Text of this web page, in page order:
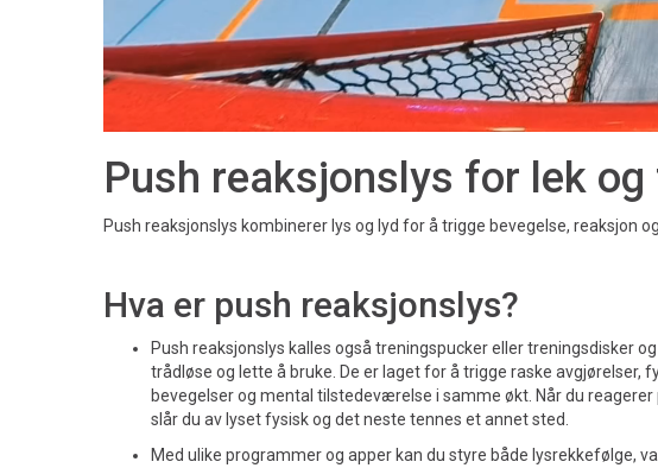
Push reaksjonslys for lek og
Push reaksjonslys kombinerer lys og lyd for å trigge bevegelse, reaksjon
Hva er push reaksjonslys?
Push reaksjonslys kalles også treningspucker eller treningsdisker
trådløse og lette å bruke. De er laget for å trigge raske avgjørelser,
bevegelser og mental tilstedeværelse i samme økt. Når du reagerer
slår du av lyset fysisk og det neste tennes et annet sted.
Med ulike programmer og apper kan du styre både lysrekkefølge,